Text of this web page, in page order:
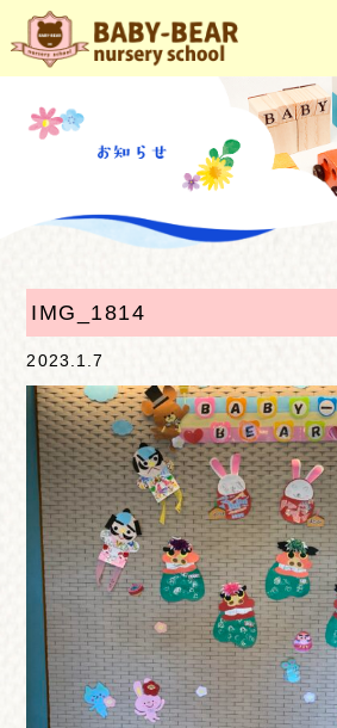
IMG_1814
2023.1.7